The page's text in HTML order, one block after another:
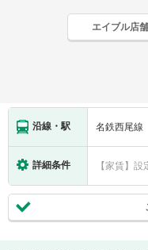
エイブル店
沿線・駅 名鉄西尾線
詳細条件 【家賃】設